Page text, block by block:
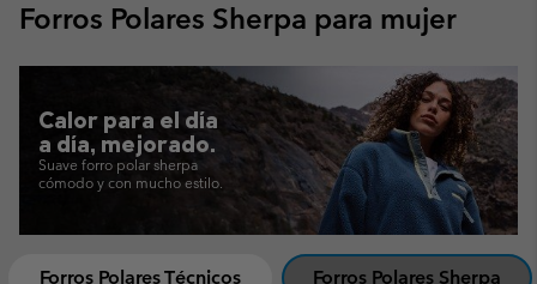
MAIN
TO
SEARCH
Forros Polares Sherpa para mujer
Calor para el día
a día, mejorado.
Suave forro polar sherpa
cómodo y con mucho estilo.
Forros Polares Técnicos Forros Polares Sherpa